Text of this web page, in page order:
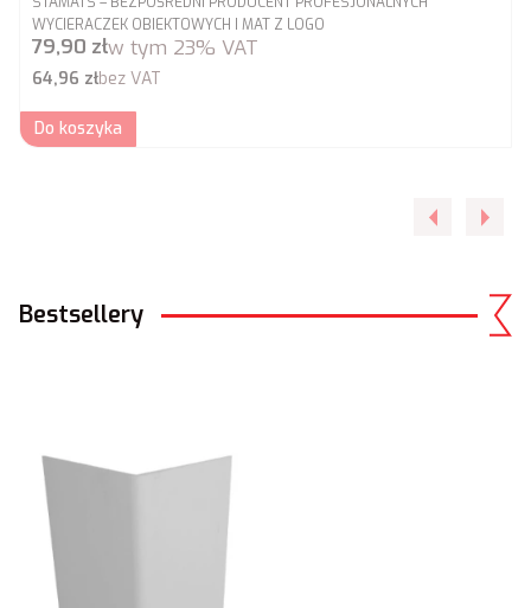
WYCIERACZEK OBIEKTOWYCH I MAT Z LOGO
Cena brutto
79,90 złw tym 23% VAT
Cena netto
64,96 złbez VAT
Do koszyka
Bestsellery